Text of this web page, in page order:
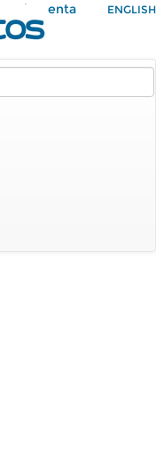
Mi Cuenta ENGLISH